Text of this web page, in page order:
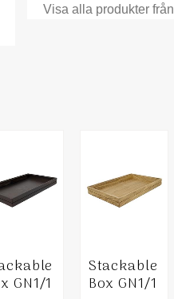
Visa alla produkter
GN1/1
Stackable
Box GN1/1